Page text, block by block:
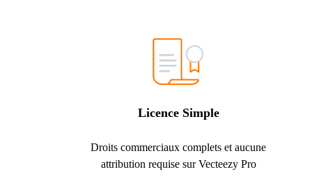
Licence Simple
Droits commerciaux complets et aucune
attribution requise sur Vecteezy Pro